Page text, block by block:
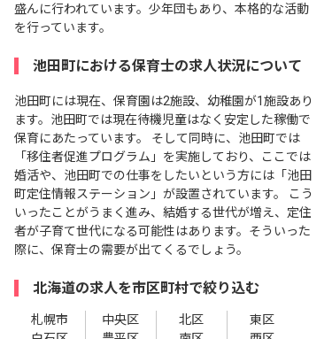
盛んに行われています。少年団もあり、本格的な活動
を行っています。
池田町における保育士の求人状況について
池田町には現在、保育園は2施設、幼稚園が1施設あり
ます。池田町では現在待機児童はなく安定した稼働で
保育にあたっています。 そして同時に、池田町では
「移住者促進プログラム」を実施しており、ここでは
婚活や、池田町での仕事をしたいという方には「池田
町定住情報ステーション」が設置されています。 こう
いったことがうまく進み、結婚する世代が増え、定住
者が子育て世代になる可能性はあります。そういった
際に、保育士の需要が出てくるでしょう。
北海道の求人を市区町村で絞り込む
札幌市 中央区 北区
東区